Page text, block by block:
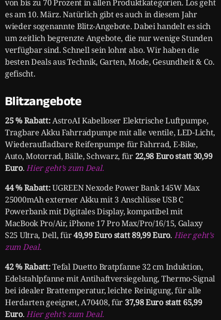
von bis zu 70 Prozent in allen Produktkategorien. Los geht
es am 10. März. Natürlich gibt es auch in diesem Jahr
wieder sogenannte Blitz-Angebote. Dabei handelt es sich
um zeitlich begrenzte Angebote, die nur wenige Stunden
verfügbar sind. Schnell sein lohnt also. Wir haben die
besten Deals aus Technik, Garten, Mode, Gesundheit & Co.
gefischt.
Blitzangebote
25 % Rabatt:AstroAI Kabelloser Elektrische Luftpumpe,
Tragbare Akku Fahrradpumpe mit alle ventile, LED-Licht,
Wiederaufladbare Reifenpumpe für Fahrrad, E-Bike,
Auto, Motorrad, Bälle, Schwarz, für 22,98 Euro statt 30,99
Euro.Hier geht’s zum Deal.
44 % Rabatt:UGREEN Nexode Power Bank 145W Max
25000mAh externer Akku mit 3 Anschlüsse USB C
Powerbank mit Digitales Display, kompatibel mit
MacBook Pro/Air, iPhone 17 Pro Max/Pro/16/15, Galaxy
S25 Ultra, Dell, für49,99 Euro statt 89,99 Euro. Hier geht’s
zum Deal.
42 % Rabatt:Tefal Duetto Bratpfanne 32 cm Induktion,
Edelstahlpfanne mit Antihaftversiegelung, Thermo-Signal
bei idealer Brattemperatur, leichte Reinigung, für alle
Herdarten geeignet, A70408, für 37,98 Euro statt 65,99
Euro.Hier geht’s zum Deal.